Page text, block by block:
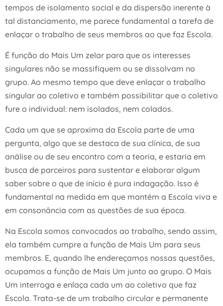
tempos de isolamento social e da dispersão inerente à
tal distanciamento, me parece fundamental a tarefa de
enlaçar o trabalho de seus membros ao que faz Escola.
É função do Mais Um zelar para que os interesses
singulares não se massifiquem ou se dissolvam no
grupo. Ao mesmo tempo que deve enlaçar o trabalho
singular ao coletivo e também possibilitar que o coletivo
fure o individual: nem isolados, nem colados.
Cada um que se aproxima da Escola parte de uma
pergunta, algo que se destaca de sua clínica, de sua
análise ou de seu encontro com a teoria, e estaria em
busca de parceiros para sustentar e elaborar algum
saber sobre o que de início é pura indagação. Isso é
fundamental na medida em que mantém a Escola viva e
em consonância com as questões de sua época.
Na Escola somos convocados ao trabalho, sendo assim,
ela também cumpre a função de Mais Um para seus
membros. E, quando lhe endereçamos nossas questões,
ocupamos a função de Mais Um junto ao grupo. O Mais
Um interroga e enlaça cada um ao coletivo que faz
Escola. Trata-se de um trabalho circular e permanente